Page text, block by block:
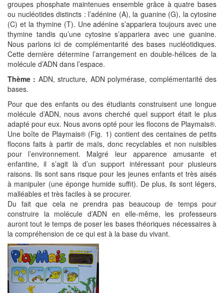
groupes phosphate maintenues ensemble grâce à quatre bases
ou nucléotides distincts : l’adénine (A), la guanine (G), la cytosine
(C) et la thymine (T). Une adénine s’appariera toujours avec une
thymine tandis qu’une cytosine s’appariera avec une guanine.
Nous parlons ici de complémentarité des bases nucléotidiques.
Cette dernière détermine l’arrangement en double-hélices de la
molécule d’ADN dans l’espace.
Thème : ADN, structure, ADN polymérase, complémentarité des
bases.
Pour que des enfants ou des étudiants construisent une longue
molécule d’ADN, nous avons cherché quel support était le plus
adapté pour eux. Nous avons opté pour les flocons de Playmais®.
Une boîte de Playmais® (Fig. 1) contient des centaines de petits
flocons faits à partir de maïs, donc recyclables et non nuisibles
pour l’environnement. Malgré leur apparence amusante et
enfantine, il s’agit là d’un support intéressant pour plusieurs
raisons. Ils sont sans risque pour les jeunes enfants et très aisés
à manipuler (une éponge humide suffit). De plus, ils sont légers,
malléables et très faciles à se procurer.
Du fait que cela ne prendra pas beaucoup de temps pour
construire la molécule d’ADN en elle-même, les professeurs
auront tout le temps de poser les bases théoriques nécessaires à
la compréhension de ce qui est à la base du vivant.